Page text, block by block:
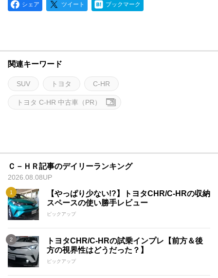
シェア ツイート ブックマーク
関連キーワード
SUV トヨタ C-HR
トヨタ C-HR 中古車（PR）
Ｃ－ＨＲ記事のデイリーランキング
2026.08.08UP
【やっぱり少ない!?】トヨタCHR/C-HRの収納
スペースの使い勝手レビュー
ピックアップ
トヨタCHR/C-HRの試乗インプレ【前方＆後
方の視界性はどうだった？】
ピックアップ